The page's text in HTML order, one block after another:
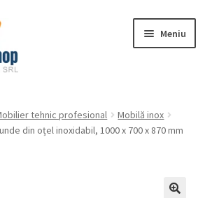
Meniu
tehnic profesional
Mobilă inox
din oțel inoxidabil, 1000 x 700 x 870 mm